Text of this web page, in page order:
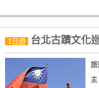
務
客
1日遊 台北古蹟文化
旅